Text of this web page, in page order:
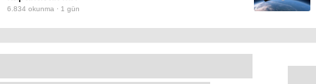
6.834 okunma · 1 gün